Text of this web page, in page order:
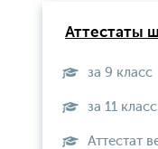
Аттестаты
за 9 класс
за 11 класс
Аттестат